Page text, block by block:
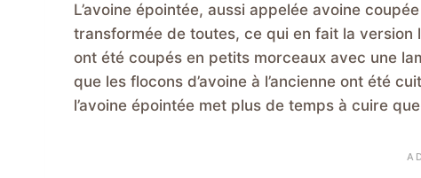
L’avoine épointée, aussi appelée avoine
transformée de toutes, ce qui en fait la version
ont été coupés en petits morceaux avec une
que les flocons d’avoine à l’ancienne ont été
l’avoine épointée met plus de temps à cuire